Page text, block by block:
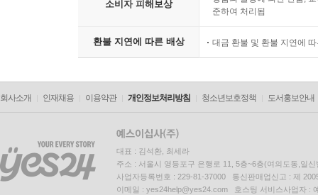
딥테크 스타트업-대기업 | 딥테크 스타트업-투자
엔진(The Engine)
10장. 딥테크 전망
01. 딥테크는 세상을 바꿀 수 있나?
02. 딥테크 전망
소비자 피해보상
준하여 처리됨
환불 지연에 따른 배상 대금 환불 및 환불 지연에
회사소개 인재채용 이용약관 개인정보처리방침 청소년보호정책 도서홍보안내
대표 : 김석환, 최세라
주소 : 서울시 영등포구 은행로 11, 5층~6층(여의도동,일신
사업자등록번호 : 229-81-37000 통신판매업신고 : 제
이메일 : yes24help@yes24.com 호스팅 서비스사업자 :